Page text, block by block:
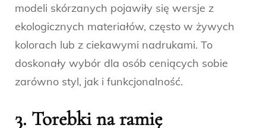
modeli skórzanych pojawiły się wersje z
ekologicznych materiałów, często w żywych
kolorach lub z ciekawymi nadrukami. To
doskonały wybór dla osób ceniących sobie
zarówno styl, jak i funkcjonalność.
3. Torebki na ramię